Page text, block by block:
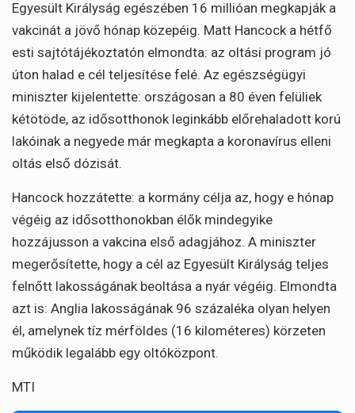
Egyesült Királyság egészében 16 millióan megkapják a
vakcinát a jövő hónap közepéig. Matt Hancock a hétfő
esti sajtótájékoztatón elmondta: az oltási program jó
úton halad e cél teljesítése felé. Az egészségügyi
miniszter kijelentette: országosan a 80 éven felüliek
kétötöde, az idősotthonok leginkább előrehaladott korú
lakóinak a negyede már megkapta a koronavírus elleni
oltás első dózisát.
Hancock hozzátette: a kormány célja az, hogy e hónap
végéig az idősotthonokban élők mindegyike
hozzájusson a vakcina első adagjához. A miniszter
megerősítette, hogy a cél az Egyesült Királyság teljes
felnőtt lakosságának beoltása a nyár végéig. Elmondta
azt is: Anglia lakosságának 96 százaléka olyan helyen
él, amelynek tíz mérföldes (16 kilométeres) körzeten
működik legalább egy oltóközpont.
MTI